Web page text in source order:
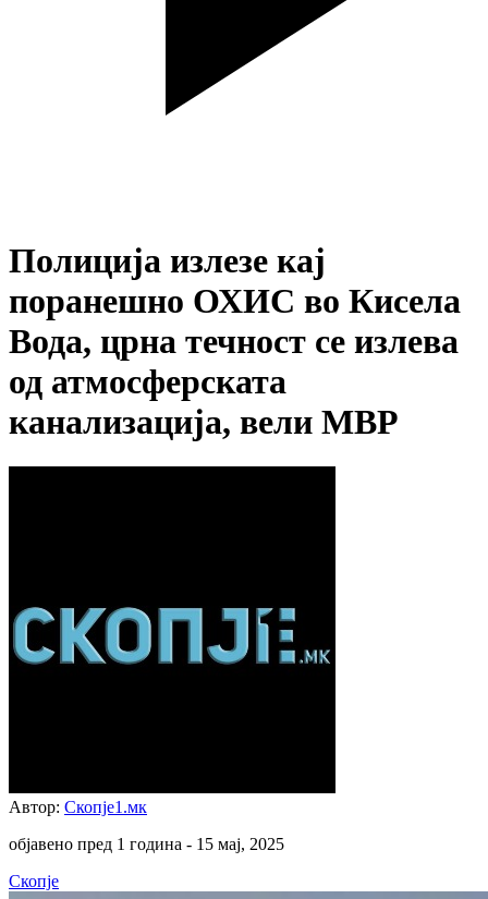
Полиција излезе кај
поранешно ОХИС во Кисела
Вода, црна течност се излева
од атмосферската
канализација, вели МВР
Автор: Скопје1.мк
објавено пред 1 година - 15 мај, 2025
Скопје